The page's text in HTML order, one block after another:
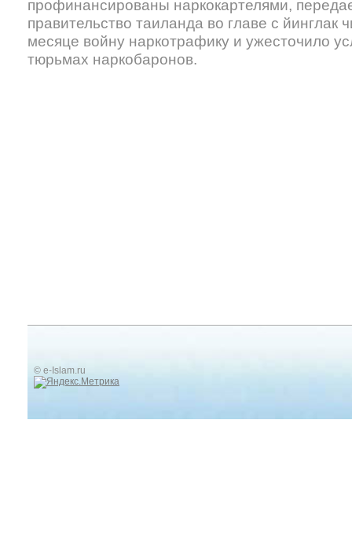
профинансированы наркокартелями,
правительство таиланда во главе с йинглак
месяце войну наркотрафику и ужесточило
тюрьмах наркобаронов.
© e-Islam.ru